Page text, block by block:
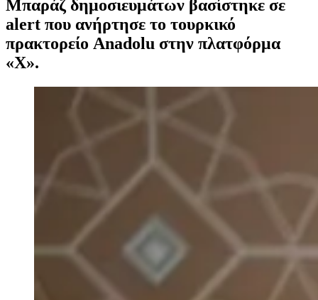
Μπαράζ δημοσιευμάτων βασίστηκε σε
alert που ανήρτησε το τουρκικό
πρακτορείο Anadolu στην πλατφόρμα
«X».